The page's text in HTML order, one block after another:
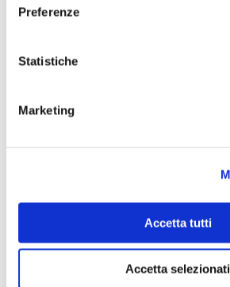
Preferenze
Statistiche
Marketing
Accetta tutti
Accetta selezionati
alla sua produzione
Invito alla Prima del film